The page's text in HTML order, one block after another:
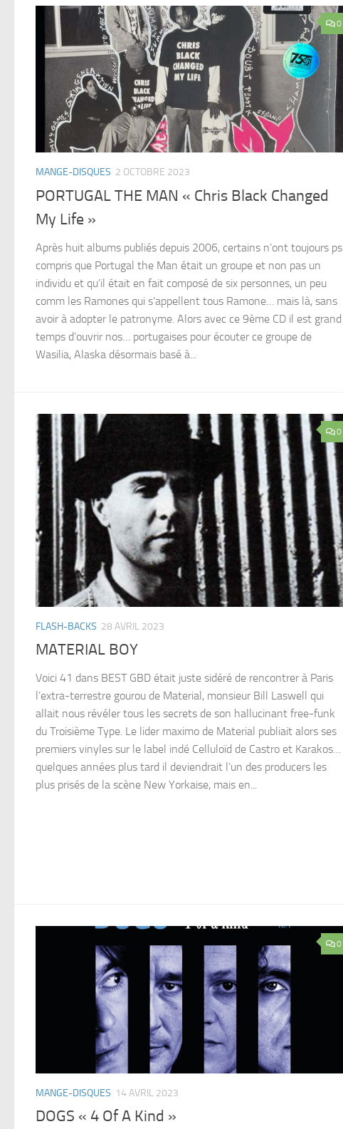
0
MANGE-DISQUES 2 OCTOBRE 2023
PORTUGAL THE MAN « Chris Black Changed
My Life »
Après huit albums publiés depuis 2006, certains n’ont toujours ps
compris que Portugal the Man était un groupe et non pas un
individu et qu’il était en fait composé de six personnes, un peu
comm les Ramones qui s’appellent tous Ramone… mais là, sans
avoir à adopter le patronyme. Alors avec ce 9ème CD il est grand
temps d’ouvrir nos… portugaises pour écouter ce groupe de
Wasilia, Alaska désormais basé à...
0
FLASH-BACKS 28 AVRIL 2023
MATERIAL BOY
Voici 41 dans BEST GBD était juste sidéré de rencontrer à Paris
l’extra-terrestre gourou de Material, monsieur Bill Laswell qui
allait nous révéler tous les secrets de son hallucinant free-funk
du Troisième Type. Le lider maximo de Material publiait alors ses
premiers vinyles sur le label indé Celluloïd de Castro et Karakos…
quelques années plus tard il deviendrait l’un des producers les
plus prisés de la scène New Yorkaise, mais en...
0
MANGE-DISQUES 14 AVRIL 2023
DOGS « 4 Of A Kind »